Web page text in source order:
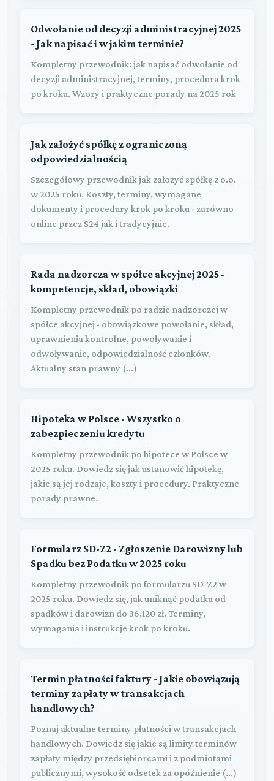
Odwołanie od decyzji administracyjnej 2025
- Jak napisać i w jakim terminie?
Kompletny przewodnik: jak napisać odwołanie od
decyzji administracyjnej, terminy, procedura krok
po kroku. Wzory i praktyczne porady na 2025 rok
Jak założyć spółkę z ograniczoną
odpowiedzialnością
Szczegółowy przewodnik jak założyć spółkę z o.o.
w 2025 roku. Koszty, terminy, wymagane
dokumenty i procedury krok po kroku - zarówno
online przez S24 jak i tradycyjnie.
Rada nadzorcza w spółce akcyjnej 2025 -
kompetencje, skład, obowiązki
Kompletny przewodnik po radzie nadzorczej w
spółce akcyjnej - obowiązkowe powołanie, skład,
uprawnienia kontrolne, powoływanie i
odwoływanie, odpowiedzialność członków.
Aktualny stan prawny (...)
Hipoteka w Polsce - Wszystko o
zabezpieczeniu kredytu
Kompletny przewodnik po hipotece w Polsce w
2025 roku. Dowiedz się jak ustanowić hipotekę,
jakie są jej rodzaje, koszty i procedury. Praktyczne
porady prawne.
Formularz SD-Z2 - Zgłoszenie Darowizny lub
Spadku bez Podatku w 2025 roku
Kompletny przewodnik po formularzu SD-Z2 w
2025 roku. Dowiedz się, jak uniknąć podatku od
spadków i darowizn do 36.120 zł. Terminy,
wymagania i instrukcje krok po kroku.
Termin płatności faktury - Jakie obowiązują
terminy zapłaty w transakcjach
handlowych?
Poznaj aktualne terminy płatności w transakcjach
handlowych. Dowiedz się jakie są limity terminów
zapłaty między przedsiębiorcami i z podmiotami
publicznymi, wysokość odsetek za opóźnienie (...)